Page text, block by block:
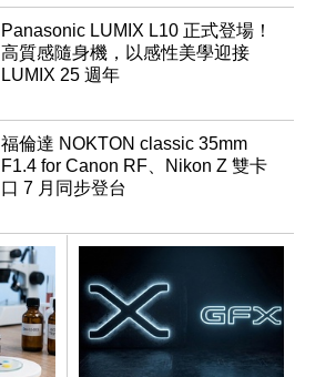
Panasonic LUMIX L10 正式登場！
高質感隨身機，以感性美學迎接
LUMIX 25 週年
福倫達 NOKTON classic 35mm
F1.4 for Canon RF、Nikon Z 雙卡
口 7 月同步登台